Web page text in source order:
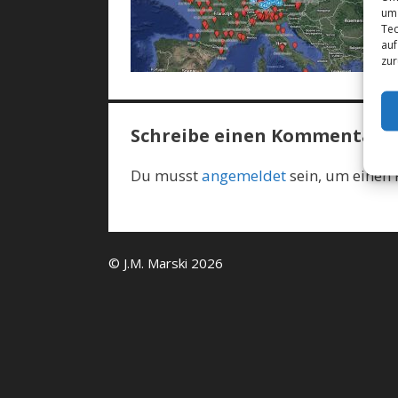
Schreibe einen Kommentar
Du musstangemeldetsein, um einen
© J.M. Marski 2026